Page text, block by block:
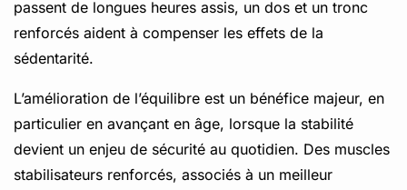
passent de longues heures assis, un dos et un tronc
renforcés aident à compenser les effets de la
sédentarité.
L’amélioration de l’équilibre est un bénéfice majeur, en
particulier en avançant en âge, lorsque la stabilité
devient un enjeu de sécurité au quotidien. Des muscles
stabilisateurs renforcés, associés à un meilleur